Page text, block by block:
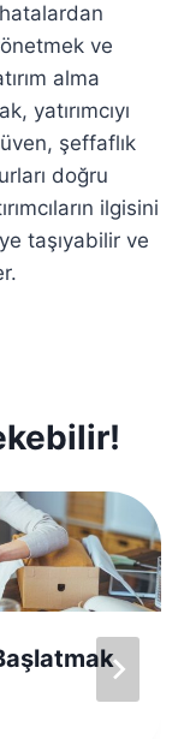
hatalardan
ve
alma
yatırımcıyı
şeffaflık
doğru
ilgisini
taşıyabilir ve